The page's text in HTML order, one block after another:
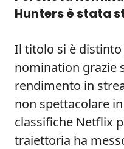
Hunters è stata
Il titolo si è
nomination grazie
rendimento in
non spettacolare
classifiche Netflix
traiettoria ha